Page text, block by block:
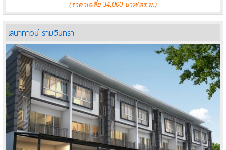
(ราคาเฉลี่ย 34,000 บาท/ตร.ม.)
เสนาทาวน์ รามอินทรา